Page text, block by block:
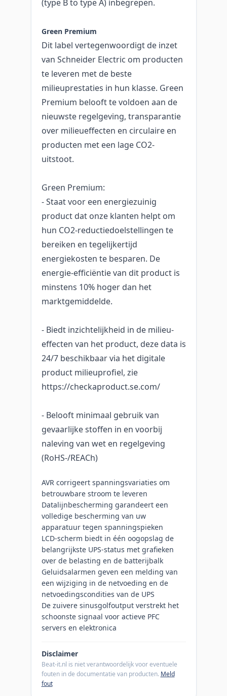
(type B to type A) inbegrepen.
Green Premium
Dit label vertegenwoordigt de inzet
van Schneider Electric om producten
te leveren met de beste
milieuprestaties in hun klasse. Green
Premium belooft te voldoen aan de
nieuwste regelgeving, transparantie
over milieueffecten en circulaire en
producten met een lage CO2-
uitstoot.
Green Premium:
- Staat voor een energiezuinig
product dat onze klanten helpt om
hun CO2-reductiedoelstellingen te
bereiken en tegelijkertijd
energiekosten te besparen. De
energie-efficiëntie van dit product is
minstens 10% hoger dan het
marktgemiddelde.
- Biedt inzichtelijkheid in de milieu-
effecten van het product, deze data is
24/7 beschikbaar via het digitale
product milieuprofiel, zie
https://checkaproduct.se.com/
- Belooft minimaal gebruik van
gevaarlijke stoffen in en voorbij
naleving van wet en regelgeving
(RoHS-/REACh)
AVR corrigeert spanningsvariaties om
betrouwbare stroom te leveren
Datalijnbescherming garandeert een
volledige bescherming van uw
apparatuur tegen spanningspieken
LCD-scherm biedt in één oogopslag de
belangrijkste UPS-status met grafieken
over de belasting en de batterijbalk
Geluidsalarmen geven een melding van
een wijziging in de netvoeding en de
netvoedingscondities van de UPS
De zuivere sinusgolfoutput verstrekt het
schoonste signaal voor actieve PFC
servers en elektronica
Disclaimer
Beat-it.nl is niet verantwoordelijk voor eventuele
fouten in de documentatie van producten. Meld
fout